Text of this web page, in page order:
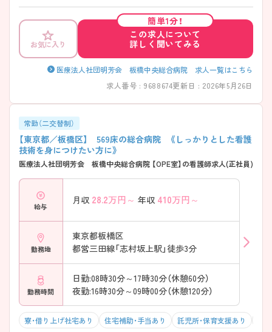
たい方まで幅広い方にオススメできます！ ご興味ある方には、面接対策
ポイントなど、さらに詳細をお話しいたしますのでお気軽にご相談くだ
お気に入り
簡単1分！
この求人について
詳しく聞いてみる
医療法人社団明芳会 板橋中央総合病院 求人一覧はこちら
求人番号 : 9688674更新日 : 2026年5月26日
常勤（二交替制）
【東京都／板橋区】 569床の総合病院 《しっかりとした看護
技術を身につけたい方に》
医療法人社団明芳会 板橋中央総合病院 【OPE室】の看護師求人(正社員)
給与
月収 28.2万円～ 年収 410万円～
勤務地
東京都板橋区
都営三田線「志村坂上駅」徒歩3分
勤務時間
日勤:08時30分～17時30分（休憩60分）
夜勤:16時30分～09時00分（休憩120分）
寮・借り上げ社宅あり 住宅補助・手当あり 託児所・保育支援あり